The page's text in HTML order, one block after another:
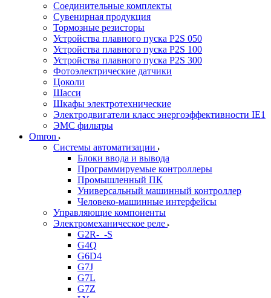
Соединительные комплекты
Сувенирная продукция
Тормозные резисторы
Устройства плавного пуска P2S 050
Устройства плавного пуска P2S 100
Устройства плавного пуска P2S 300
Фотоэлектрические датчики
Цоколи
Шасси
Шкафы электротехнические
Электродвигатели класс энергоэффективности IE1
ЭМС фильтры
Omron
Системы автоматизации
Блоки ввода и вывода
Программируемые контроллеры
Промышленный ПК
Универсальный машинный контроллер
Человеко-машинные интерфейсы
Управляющие компоненты
Электромеханическое реле
G2R-_-S
G4Q
G6D4
G7J
G7L
G7Z